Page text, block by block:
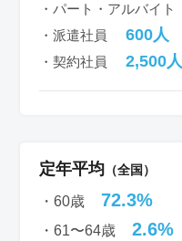
・パート・アルバイト
・派遣社員 600人
・契約社員 2,500人
定年平均 （全国）
・60歳 72.3%
・61〜64歳 2.6%